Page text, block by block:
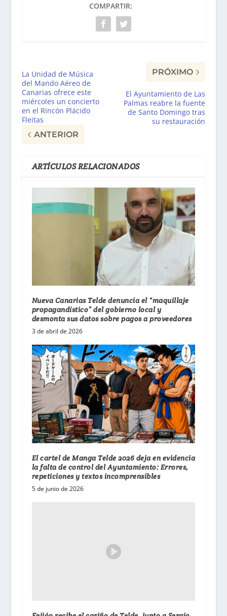
COMPARTIR:
La Unidad de Música
del Mando Aéreo de
Canarias ofrece este
miércoles un concierto
en el Rincón Plácido
Fleitas
ANTERIOR
PRÓXIMO
El Ayuntamiento de Las
Palmas reabre la fuente
de Santo Domingo tras
su restauración
ARTÍCULOS RELACIONADOS
Nueva Canarias Telde denuncia el “maquillaje
propagandístico” del gobierno local y
desmonta sus datos sobre pagos a proveedores
3 de abril de 2026
El cartel de Manga Telde 2026 deja en evidencia
la falta de control del Ayuntamiento: Errores,
repeticiones y textos incomprensibles
5 de junio de 2026